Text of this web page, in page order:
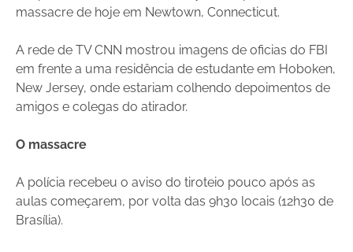
massacre de hoje em Newtown, Connecticut.
A rede de TV CNN mostrou imagens de oficias do FBI
em frente a uma residência de estudante em Hoboken,
New Jersey, onde estariam colhendo depoimentos de
amigos e colegas do atirador.
O massacre
A polícia recebeu o aviso do tiroteio pouco após as
aulas começarem, por volta das 9h30 locais (12h30 de
Brasília).